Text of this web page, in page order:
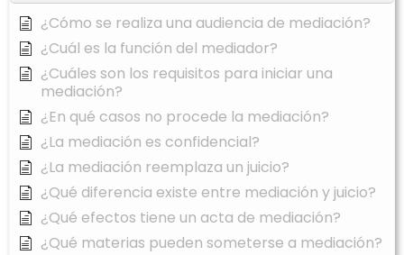
¿Cómo se realiza una audiencia de mediación?
¿Cuál es la función del mediador?
¿Cuáles son los requisitos para iniciar una
mediación?
¿En qué casos no procede la mediación?
¿La mediación es confidencial?
¿La mediación reemplaza un juicio?
¿Qué diferencia existe entre mediación y juicio?
¿Qué efectos tiene un acta de mediación?
¿Qué materias pueden someterse a mediación?